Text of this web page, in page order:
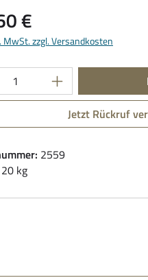
Preis:
€
MwSt. zzgl. Versandkosten
Anzahl: Gib den
Jetzt Rückruf
2559
20 kg